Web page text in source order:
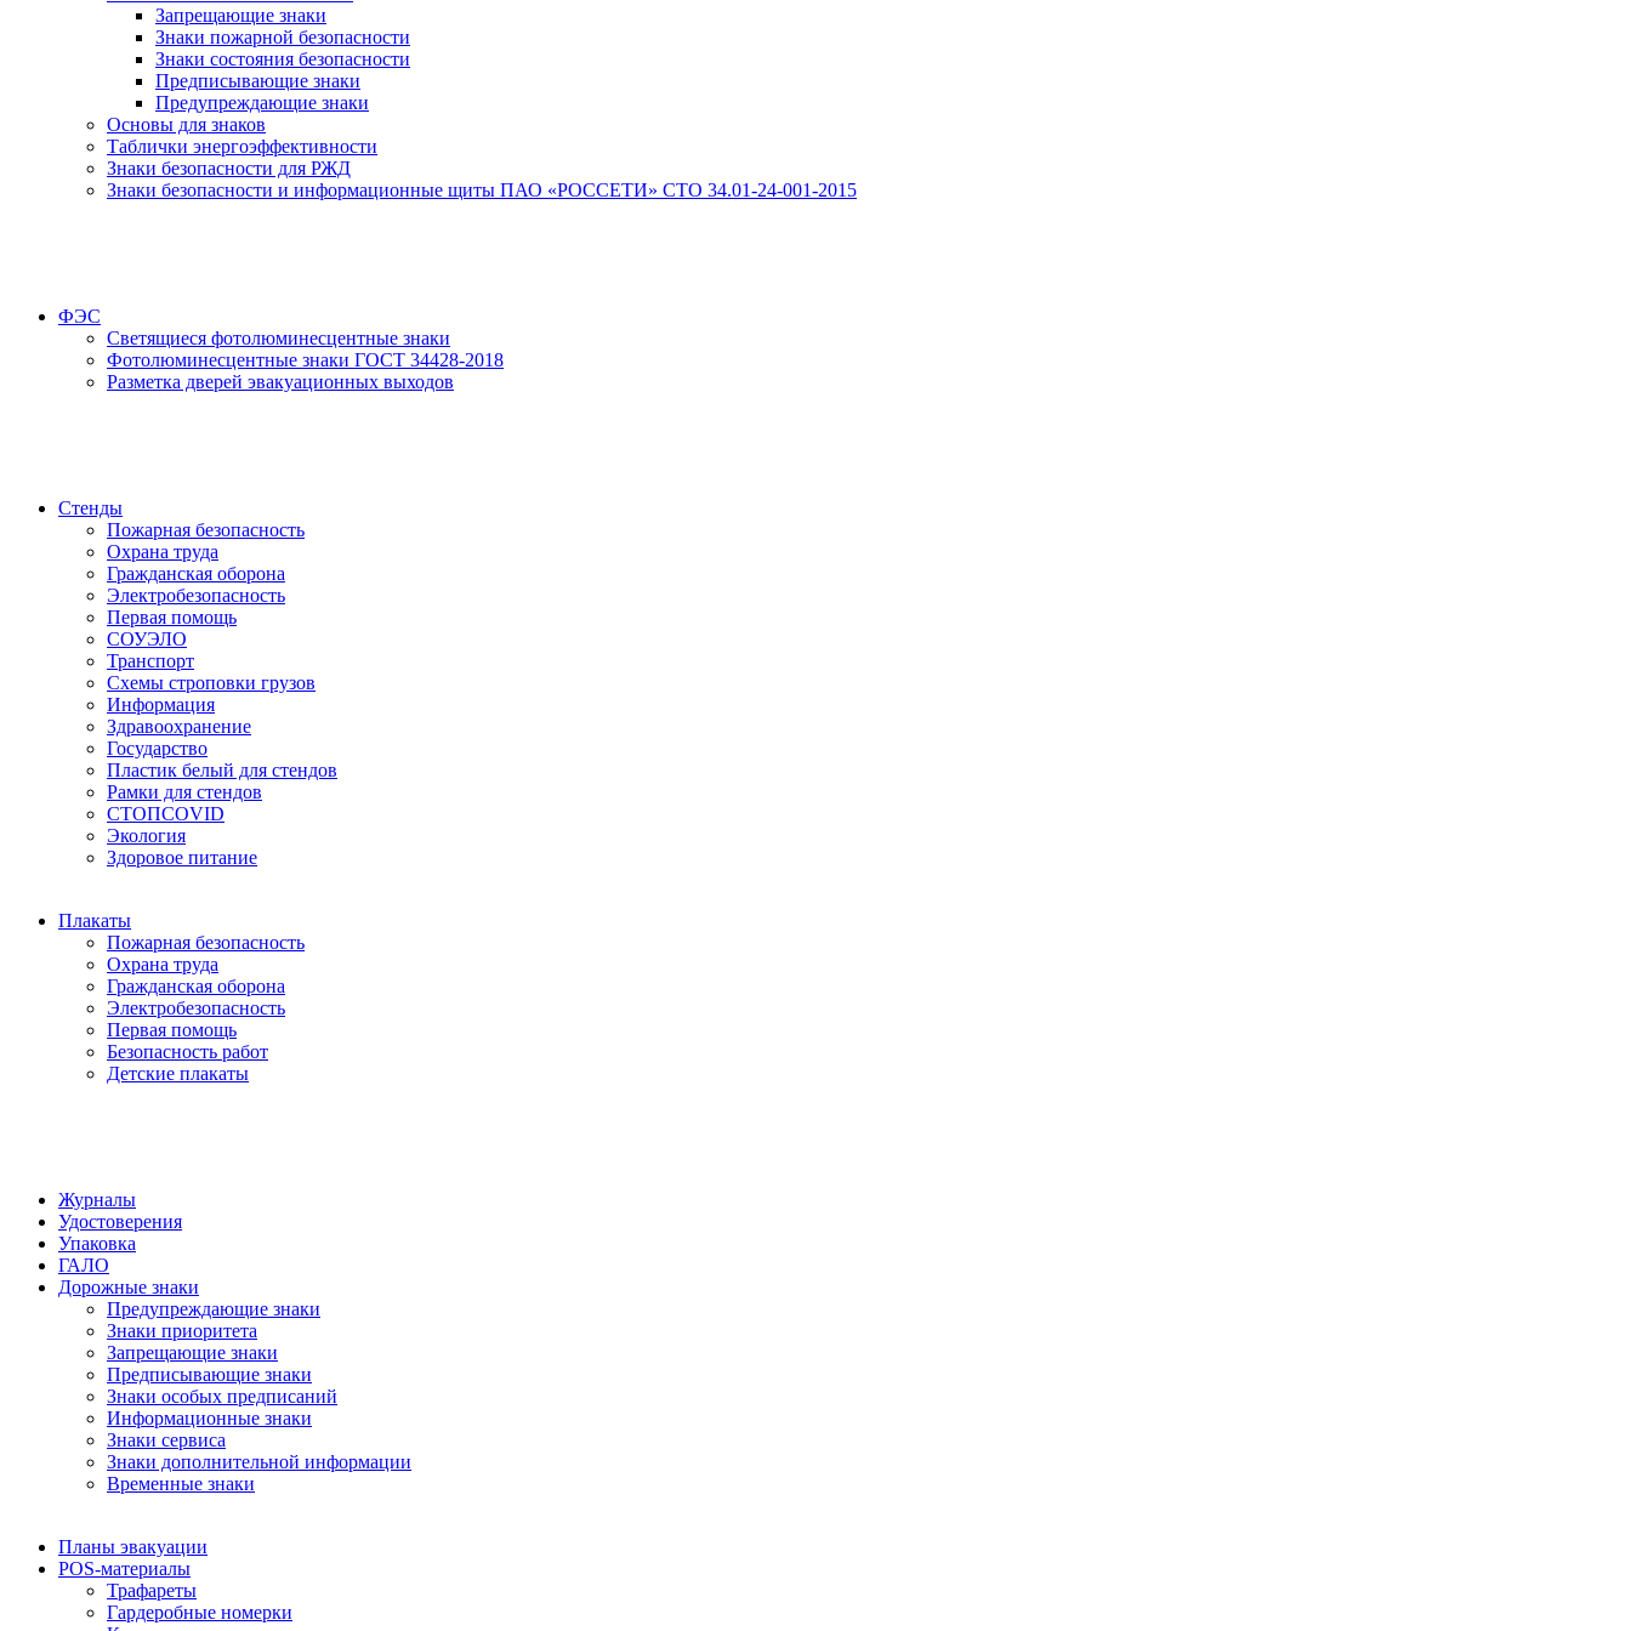
Запрещающие знаки
Знаки пожарной безопасности
Знаки состояния безопасности
Предписывающие знаки
Предупреждающие знаки
Основы для знаков
Таблички энергоэффективности
Знаки безопасности для РЖД
Знаки безопасности и информационные щиты ПАО «РОССЕТИ» СТО 34.01-24-001-2015
ФЭС
Светящиеся фотолюминесцентные знаки
Фотолюминесцентные знаки ГОСТ 34428-2018
Разметка дверей эвакуационных выходов
Стенды
Пожарная безопасность
Охрана труда
Гражданская оборона
Электробезопасность
Первая помощь
СОУЭЛО
Транспорт
Схемы строповки грузов
Информация
Здравоохранение
Государство
Пластик белый для стендов
Рамки для стендов
СТОПCOVID
Экология
Здоровое питание
Плакаты
Пожарная безопасность
Охрана труда
Гражданская оборона
Электробезопасность
Первая помощь
Безопасность работ
Детские плакаты
Журналы
Удостоверения
Упаковка
ГАЛО
Дорожные знаки
Предупреждающие знаки
Знаки приоритета
Запрещающие знаки
Предписывающие знаки
Знаки особых предписаний
Информационные знаки
Знаки сервиса
Знаки дополнительной информации
Временные знаки
Планы эвакуации
POS-материалы
Трафареты
Гардеробные номерки